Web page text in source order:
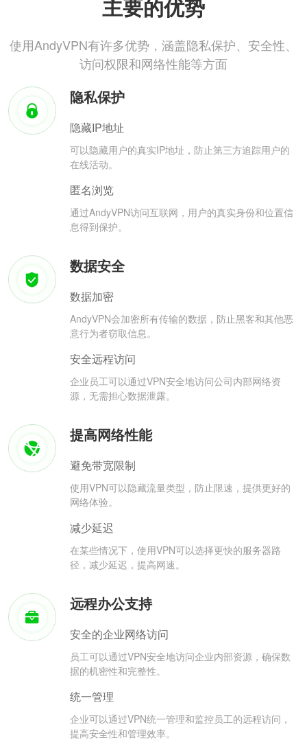
主要的优势
使用AndyVPN有许多优势，涵盖隐私保护、安全性、
访问权限和网络性能等方面
隐私保护
隐藏IP地址
可以隐藏用户的真实IP地址，防止第三方追踪用户的
在线活动。
匿名浏览
通过AndyVPN访问互联网，用户的真实身份和位置信
息得到保护。
数据安全
数据加密
AndyVPN会加密所有传输的数据，防止黑客和其他恶
意行为者窃取信息。
安全远程访问
企业员工可以通过VPN安全地访问公司内部网络资
源，无需担心数据泄露。
提高网络性能
避免带宽限制
使用VPN可以隐藏流量类型，防止限速，提供更好的
网络体验。
减少延迟
在某些情况下，使用VPN可以选择更快的服务器路
径，减少延迟，提高网速。
远程办公支持
安全的企业网络访问
员工可以通过VPN安全地访问企业内部资源，确保数
据的机密性和完整性。
统一管理
企业可以通过VPN统一管理和监控员工的远程访问，
提高安全性和管理效率。